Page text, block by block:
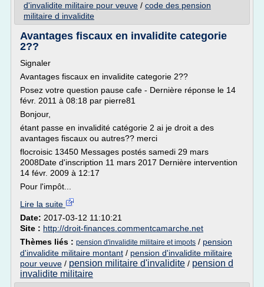
d'invalidite militaire pour veuve / code des pension
militaire d invalidite
Avantages fiscaux en invalidite categorie
2??
Signaler
Avantages fiscaux en invalidite categorie 2??
Posez votre question pause cafe - Dernière réponse le 14
févr. 2011 à 08:18 par pierre81
Bonjour,
étant passe en invalidité catégorie 2 ai je droit a des
avantages fiscaux ou autres?? merci
flocroisic 13450 Messages postés samedi 29 mars
2008Date d'inscription 11 mars 2017 Dernière intervention
14 févr. 2009 à 12:17
Pour l'impôt...
Lire la suite
Date: 2017-03-12 11:10:21
Site : http://droit-finances.commentcamarche.net
Thèmes liés : pension d'invalidite militaire et impots / pension
d'invalidite militaire montant / pension d'invalidite militaire
pour veuve / pension militaire d'invalidite / pension d
invalidite militaire